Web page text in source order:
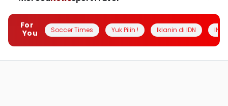
For
You
Soccer Times Yuk Pilih ! Iklanin di IDN